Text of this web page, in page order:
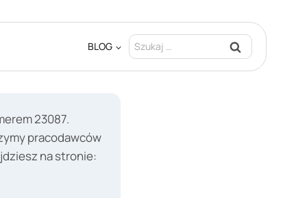
BLOG Szukaj:
23087.
pracodawców
na stronie: